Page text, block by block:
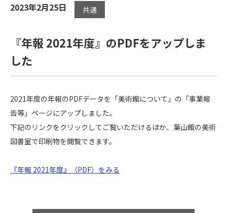
2023年2月25日 共通
『年報 2021年度』のPDFをアップしま
した
2021年度の年報のPDFデータを「美術館について」の「事業報
告等」ページにアップしました。
下記のリンクをクリックしてご覧いただけるほか、葉山館の美術
図書室で印刷物を閲覧できます。
『年報 2021年度』（PDF）をみる